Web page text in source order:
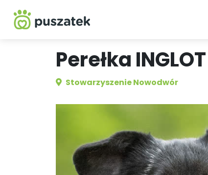
Perełka INGLOT
Stowarzyszenie Nowodwór